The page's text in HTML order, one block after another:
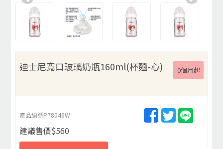
迪士尼寬口玻璃奶瓶160ml(杯麵-心) 0個月起
產品編號P78046W
建議售價$560